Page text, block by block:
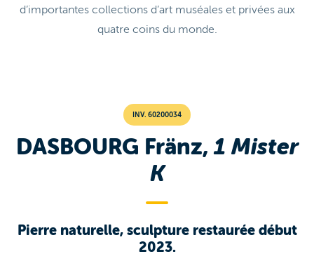
d’importantes collections d’art muséales et privées aux
quatre coins du monde.
INV. 60200034
DASBOURG Fränz,1 Mister
K
Pierre naturelle, sculpture restaurée début
2023.